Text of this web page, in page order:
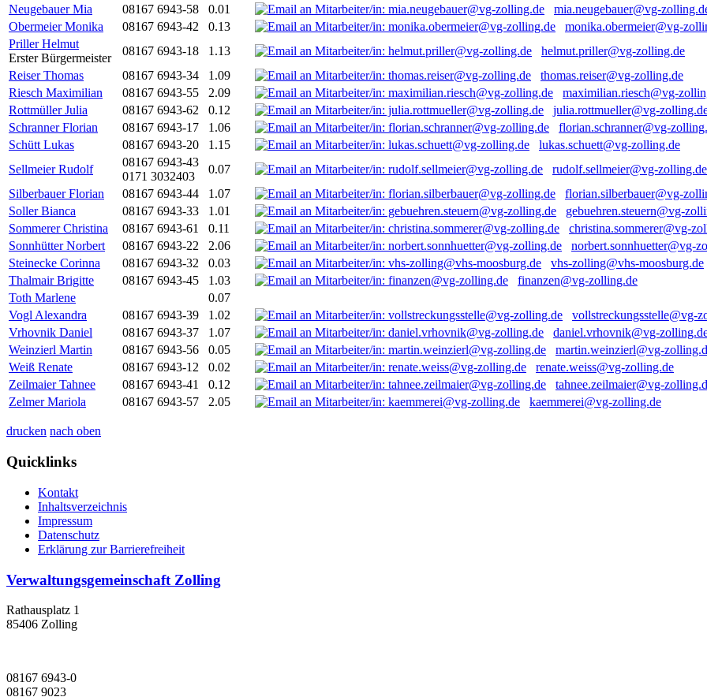
Neugebauer Mia
08167 6943-58 0.01
mia.neugebauer@vg-
Obermeier Monika
08167 6943-42 0.13
monika.obermeier@vg-
Priller Helmut
Erster Bürgermeister
08167 6943-18 1.13
helmut.priller@vg-zolling.de
Reiser Thomas
08167 6943-34 1.09
thomas.reiser@vg-zolling.de
Riesch Maximilian
08167 6943-55 2.09
maximilian.riesch@vg-
Rottmüller Julia
08167 6943-62 0.12
julia.rottmueller@vg-
Schranner Florian
08167 6943-17 1.06
florian.schranner@vg-
Schütt Lukas
08167 6943-20 1.15
lukas.schuett@vg-zolling.de
Sellmeier Rudolf
08167 6943-43
0171 3032403
0.07
rudolf.sellmeier@vg-zolling.de
Silberbauer Florian
08167 6943-44 1.07
florian.silberbauer@vg-
Soller Bianca
08167 6943-33 1.01
gebuehren.steuern@vg-
Sommerer Christina
08167 6943-61 0.11
christina.sommerer@vg-
Sonnhütter Norbert
08167 6943-22 2.06
norbert.sonnhuetter@vg-
Steinecke Corinna
08167 6943-32 0.03
vhs-zolling@vhs-moosburg.de
Thalmair Brigitte
08167 6943-45 1.03
finanzen@vg-zolling.de
Toth Marlene
0.07
Vogl Alexandra
08167 6943-39 1.02
vollstreckungsstelle@vg-
Vrhovnik Daniel
08167 6943-37 1.07
daniel.vrhovnik@vg-
Weinzierl Martin
08167 6943-56 0.05
martin.weinzierl@vg-
Weiß Renate
08167 6943-12 0.02
renate.weiss@vg-zolling.de
Zeilmaier Tahnee
08167 6943-41 0.12
tahnee.zeilmaier@vg-
Zelmer Mariola
08167 6943-57 2.05 kaemmerei@vg-zolling.de
drucken nach oben
Quicklinks
Kontakt
Inhaltsverzeichnis
Impressum
Datenschutz
Erklärung zur Barrierefreiheit
Verwaltungsgemeinschaft Zolling
Rathausplatz 1
85406 Zolling
08167 6943-0
08167 9023